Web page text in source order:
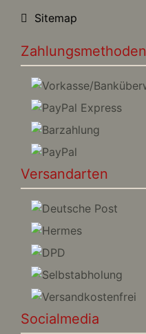
Sitemap
Zahlungsmethoden
Versandarten
Socialmedia